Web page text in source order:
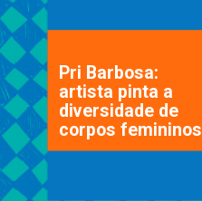
Pri Barbosa:
artista pinta a
diversidade de
corpos femininos